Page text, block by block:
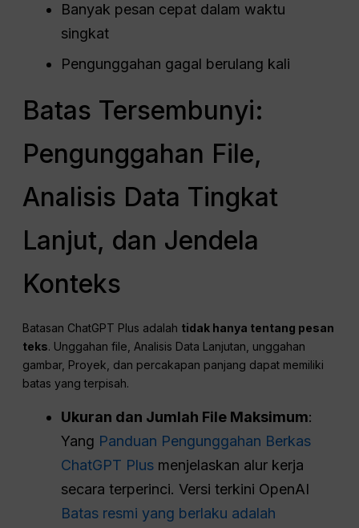
Banyak pesan cepat dalam waktu
singkat
Pengunggahan gagal berulang kali
Batas Tersembunyi:
Pengunggahan File,
Analisis Data Tingkat
Lanjut, dan Jendela
Konteks
Batasan ChatGPT Plus adalah tidak hanya tentang pesan
teks. Unggahan file, Analisis Data Lanjutan, unggahan
gambar, Proyek, dan percakapan panjang dapat memiliki
batas yang terpisah.
Ukuran dan Jumlah File Maksimum:
Yang Panduan Pengunggahan Berkas
ChatGPT Plus menjelaskan alur kerja
secara terperinci. Versi terkini OpenAI
Batas resmi yang berlaku adalah